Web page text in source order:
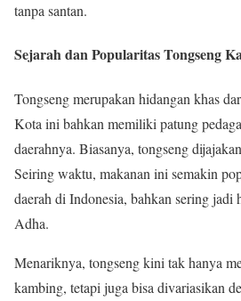
tanpa santan.
Sejarah dan Popularitas Tongseng
Tongseng merupakan hidangan khas
Kota ini bahkan memiliki patung
daerahnya. Biasanya, tongseng
Seiring waktu, makanan ini semakin
daerah di Indonesia, bahkan sering jadi
Adha.
Menariknya, tongseng kini tak hanya
kambing, tetapi juga bisa divariasikan